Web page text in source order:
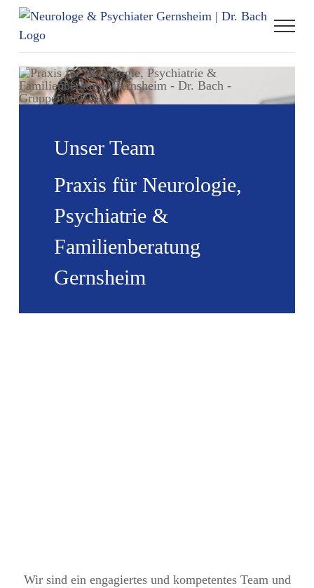
Zum
Inhalt
springen
Unser Team
Praxis für Neurologie,
Psychiatrie &
Familienberatung
Gernsheim
Wir sind ein engagiertes und kompetentes Team und